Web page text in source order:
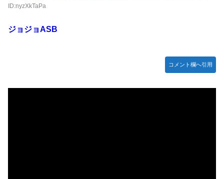
【ウマ娘】わたしの全力受け止めて♡ ←「またへんないき
海外「全部日本の真似だったのか…」 日本の普通のテレビ
番組が最新SNSの数十年先を行っていたと話題に
ID:nyzXkTaPa
ジョジョASB
コメント欄へ引用